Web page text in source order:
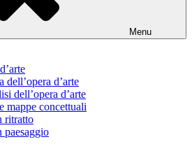
Menu
d’arte
dell’opera d’arte
mappe concettuali
ritratto
paesaggio